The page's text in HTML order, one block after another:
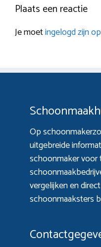
Plaats een reactie
Je moetingelogd zijn op
Op
uitgebreide
schoonmaker voor
vergelijken en
schoonmaaksters